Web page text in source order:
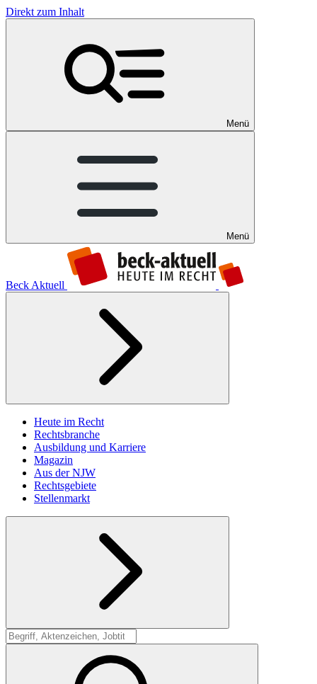
Direkt zum Inhalt
Menü
Menü
Beck Aktuell
Heute im Recht
Rechtsbranche
Ausbildung und Karriere
Magazin
Aus der NJW
Rechtsgebiete
Stellenmarkt
Suche